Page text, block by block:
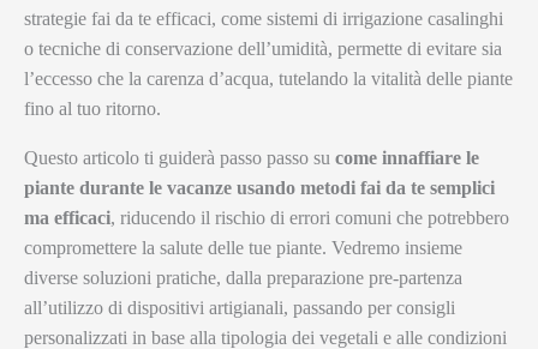
strategie fai da te efficaci, come sistemi di irrigazione casalinghi
o tecniche di conservazione dell’umidità, permette di evitare sia
l’eccesso che la carenza d’acqua, tutelando la vitalità delle piante
fino al tuo ritorno.
Questo articolo ti guiderà passo passo su come innaffiare le
piante durante le vacanze usando metodi fai da te semplici
ma efficaci, riducendo il rischio di errori comuni che potrebbero
compromettere la salute delle tue piante. Vedremo insieme
diverse soluzioni pratiche, dalla preparazione pre-partenza
all’utilizzo di dispositivi artigianali, passando per consigli
personalizzati in base alla tipologia dei vegetali e alle condizioni